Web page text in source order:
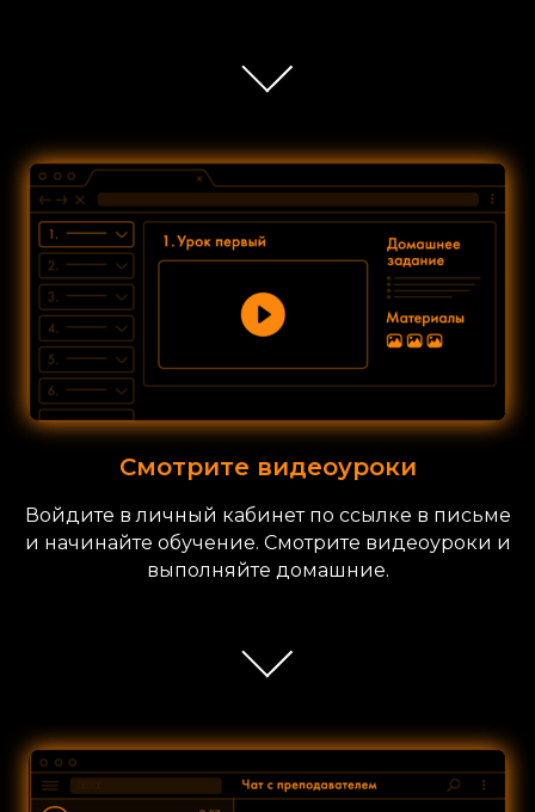
Смотрите видеоуроки
Войдите в личный кабинет по ссылке в письме
и начинайте обучение. Смотрите видеоуроки и
выполняйте домашние.